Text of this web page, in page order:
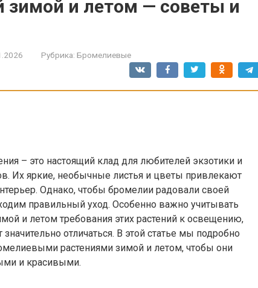
зимой и летом — советы и
Рубрика: Бромелиевые
– это настоящий клад для любителей экзотики и
Их яркие, необычные листья и цветы привлекают
Однако, чтобы бромелии радовали своей
правильный уход. Особенно важно учитывать
и летом требования этих растений к освещению,
отличаться. В этой статье мы подробно
растениями зимой и летом, чтобы они
и красивыми.